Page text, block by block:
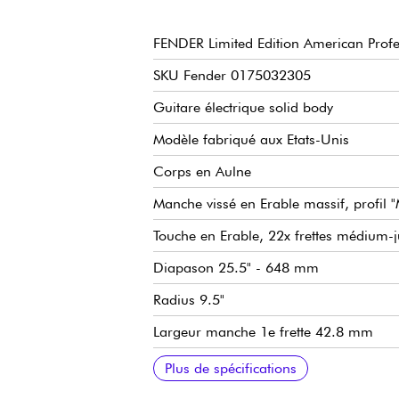
FENDER Limited Edition American
SKU Fender 0175032305
Guitare électrique solid body
Modèle fabriqué aux Etats-Unis
Corps en Aulne
Manche vissé en Erable massif, profil
Touche en Erable, 22x frettes
Diapason 25.5" - 648 mm
Radius 9.5"
Largeur manche 1e frette 42.8 mm
Micros simple-bobinage Fender
Circuit Fender passif Silent System
Master Volume
Tonalité 1 (micros manche et central)
Tonalité 2 avec circuit Greasebucket
Sélecteur micros 5x positions
Vibrato traditionnel Fender 6-Saddle
Mécaniques Fender Deluxe
Sillet en os synthétique
Finition corps brillant
Finition manche satin
Vendue avec housse Fender Deluxe
Tirants de cordes recommandées
Plus de spécifications